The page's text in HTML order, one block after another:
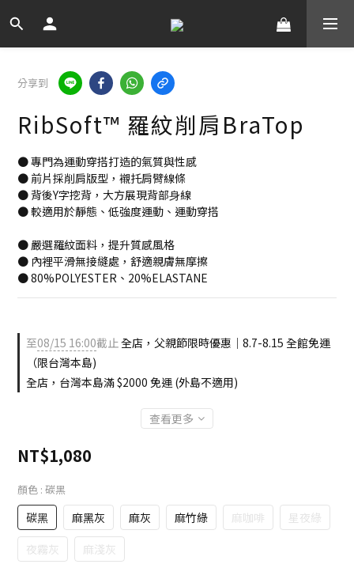
分享到
RibSoft™ 羅紋削肩BraTop
● 專門為運動穿搭打造的氣質與性感
● 前片採削肩版型，襯托肩臂線條
● 背後Y字挖背，⼤⽅展現背部⾝線
● 較適⽤於靜態、低強度運動、運動穿搭
● 嚴選羅紋面料，提升質感風格
● 內裡平滑無接縫處，舒適親膚無摩擦
● 80%POLYESTER、20%ELASTANE
至08/15 16:00截止全店，父親節限時優惠｜8.7-8.15 全館免運
（限台灣本島)
全店，台灣本島滿 $2000 免運 (外島不適用)
查看更多
NT$1,080
顏色 : 碳黑
碳黑 麻黑灰 麻灰 麻竹綠 麻咖啡
星夜綠
夜霧灰
麻淺灰